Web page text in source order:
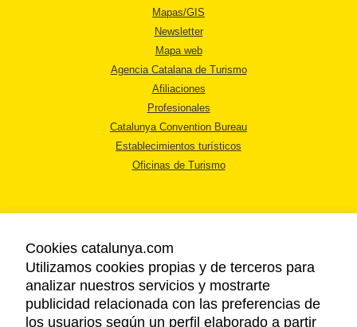
Mapas/GIS
Newsletter
Mapa web
Agencia Catalana de Turismo
Afiliaciones
Profesionales
Catalunya Convention Bureau
Establecimientos turísticos
Oficinas de Turismo
AVISO LEGAL
POLÍTICA DE PRIVACIDAD
COOKIES
Cookies catalunya.com
Utilizamos cookies propias y de terceros para
analizar nuestros servicios y mostrarte
publicidad relacionada con las preferencias de
los usuarios según un perfil elaborado a partir